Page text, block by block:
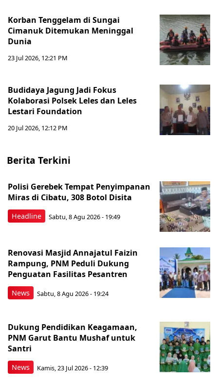
Korban Tenggelam di Sungai
Cimanuk Ditemukan Meninggal
Dunia
23 Jul 2026, 12:21 PM
Budidaya Jagung Jadi Fokus
Kolaborasi Polsek Leles dan Leles
Lestari Foundation
20 Jul 2026, 12:12 PM
Berita Terkini
Headline
Polisi Gerebek Tempat Penyimpanan
Miras di Cibatu, 308 Botol Disita
Sabtu, 8 Agu 2026 - 19:49
News
Renovasi Masjid Annajatul Faizin
Rampung, PNM Peduli Dukung
Penguatan Fasilitas Pesantren
Sabtu, 8 Agu 2026 - 19:24
News
Dukung Pendidikan Keagamaan,
PNM Garut Bantu Mushaf untuk
Santri
Kamis, 23 Jul 2026 - 12:39